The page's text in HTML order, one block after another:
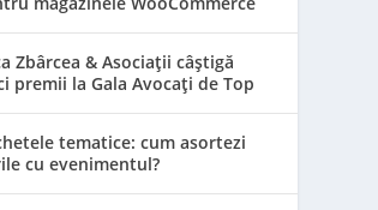
Zbârcea & Asociații câștigă
premii la Gala Avocați de Top
tematice: cum asortezi
cu evenimentul?